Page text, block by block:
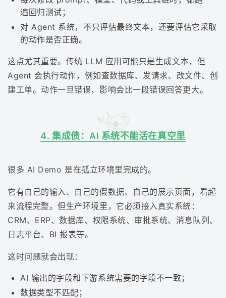
遍回归测试；
对 Agent 系统，不只评估最终文本，还要评估它采取
的动作是否正确。
这点尤其重要。传统 LLM 应用可能只是生成文本，但
Agent 会执行动作，例如查数据库、发请求、改文件、创
建工单。动作一旦错误，影响会比一段错误回答更大。
4. 集成债：AI 系统不能活在真空里
很多 AI Demo 是在孤立环境里完成的。
它有自己的输入、自己的假数据、自己的展示页面，看起
来流程完整。但生产环境里，它必须接入真实系统：
CRM、ERP、数据库、权限系统、审批系统、消息队列、
日志平台、BI 报表等。
这时问题就会出现：
AI 输出的字段和下游系统需要的字段不一致；
数据类型不匹配；